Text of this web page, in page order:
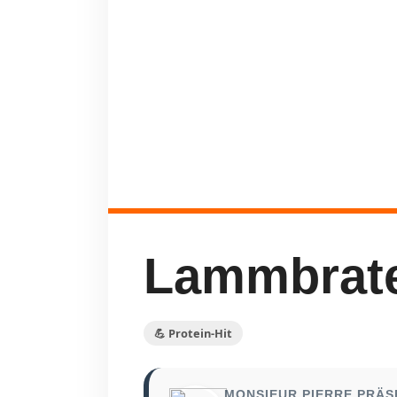
💪 Protein-Hit